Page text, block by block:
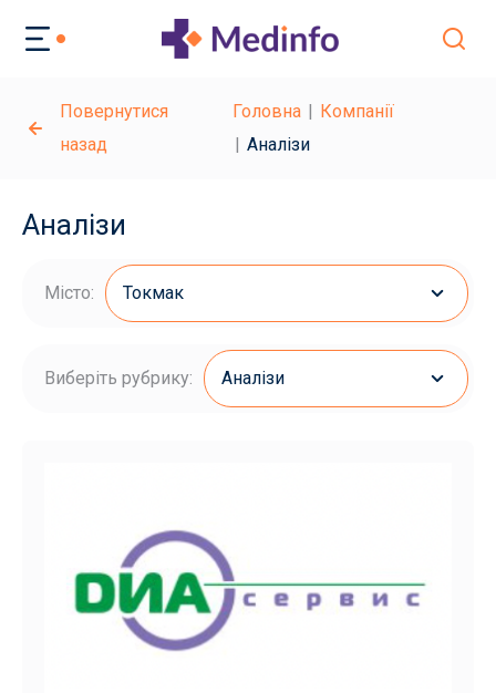
Повернутися
назад
Головна
Компанії
Аналізи
Аналізи
Місто: Токмак
Виберіть рубрику: Аналізи